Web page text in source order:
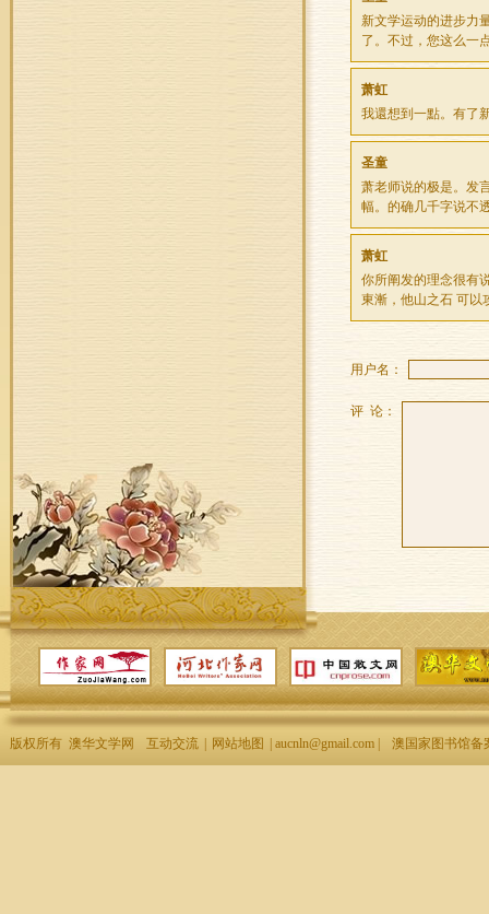
新文学运动的进步力
了。不过，您这么一
萧虹
我還想到一點。有了
圣童
萧老师说的极是。发
幅。的确几千字说不
萧虹
你所阐发的理念很有
東漸，他山之石 可以
用户名：
评 论：
版权所有 澳华文学网 互动交流 网站地图 | aucnln@gmail.com | 澳国家图书馆备